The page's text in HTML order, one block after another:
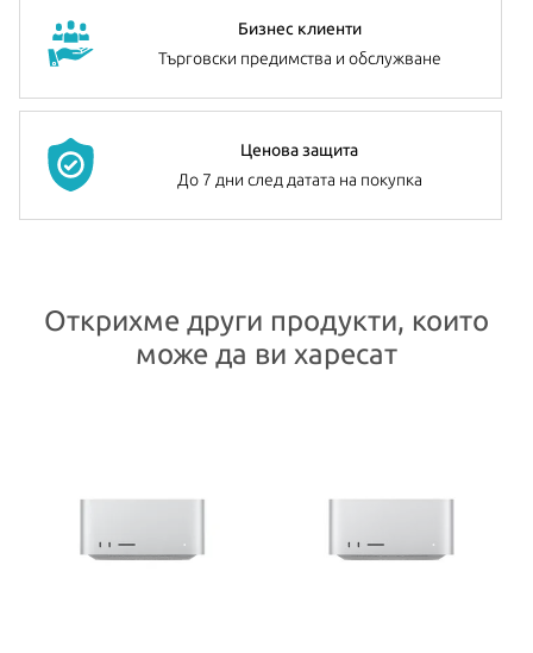
Ако желате да разширите избрания от Вас модел, имате на
разположение до 128GB RAM и 8TB SSD.
стандартна международна гаранция и подлежат на гаранционно
обслужване от Apple Authorized Service Provider (официални
Бизнес клиенти
Търговски предимства и обслужване
Ценова защита
До 7 дни след датата на покупка
Открихме други продукти, които
може да ви харесат